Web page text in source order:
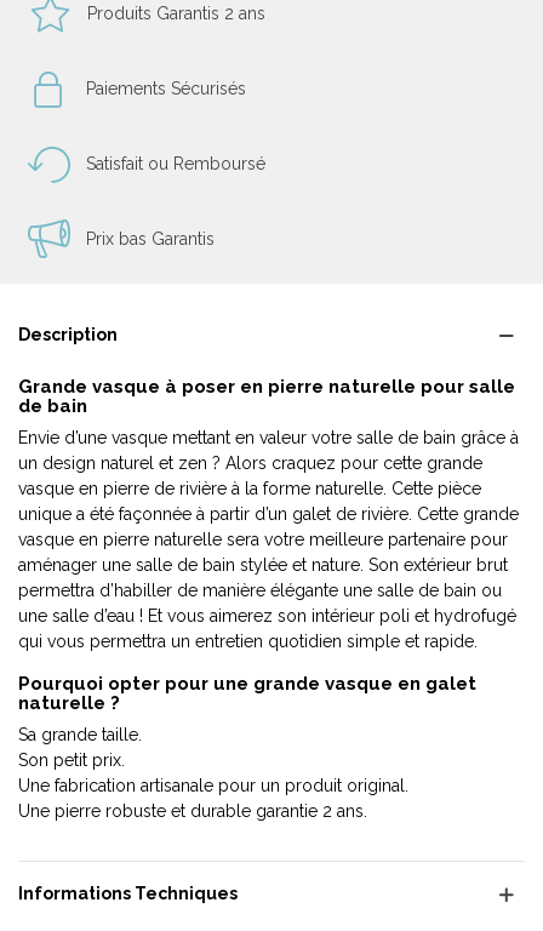
Produits Garantis 2 ans
Paiements Sécurisés
Satisfait ou Remboursé
Prix bas Garantis
Description
Grande vasque à poser en pierre naturelle pour salle
de bain
Envie d’une vasque mettant en valeur votre salle de bain grâce à
un design naturel et zen ? Alors craquez pour cette grande
vasque en pierre de rivière à la forme naturelle. Cette pièce
unique a été façonnée à partir d’un galet de rivière. Cette grande
vasque en pierre naturelle sera votre meilleure partenaire pour
aménager une salle de bain stylée et nature. Son extérieur brut
permettra d’habiller de manière élégante une salle de bain ou
une salle d’eau ! Et vous aimerez son intérieur poli et hydrofugé
qui vous permettra un entretien quotidien simple et rapide.
Pourquoi opter pour une grande vasque en galet
naturelle ?
Sa grande taille.
Son petit prix.
Une fabrication artisanale pour un produit original.
Une pierre robuste et durable garantie 2 ans.
Informations Techniques